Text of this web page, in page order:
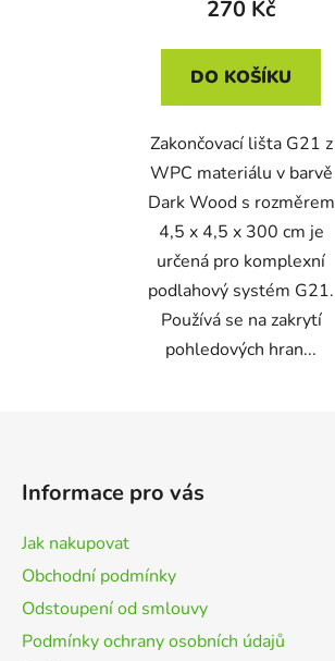
270 Kč
DO KOŠÍKU
Zakončovací lišta G21 z
WPC materiálu v barvě
Dark Wood s rozměrem
4,5 x 4,5 x 300 cm je
určená pro komplexní
podlahový systém G21.
Používá se na zakrytí
pohledových hran...
Informace pro vás
Jak nakupovat
Obchodní podmínky
Odstoupení od smlouvy
Podmínky ochrany osobních údajů